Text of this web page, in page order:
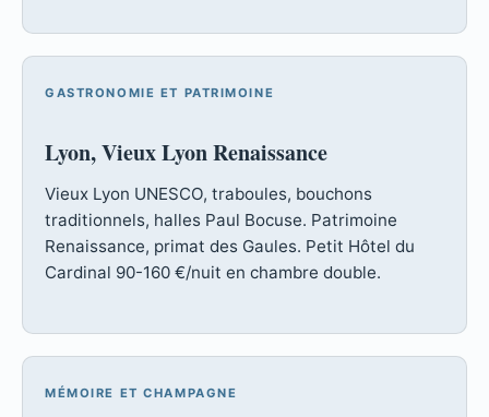
GASTRONOMIE ET PATRIMOINE
Lyon, Vieux Lyon Renaissance
Vieux Lyon UNESCO, traboules, bouchons
traditionnels, halles Paul Bocuse. Patrimoine
Renaissance, primat des Gaules. Petit Hôtel du
Cardinal 90-160 €/nuit en chambre double.
MÉMOIRE ET CHAMPAGNE